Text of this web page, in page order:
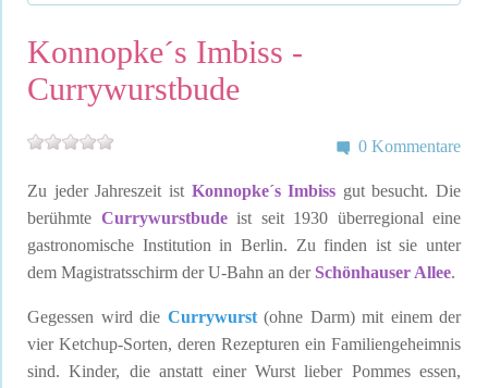
Konnopke´s Imbiss -
Currywurstbude
0 Kommentare
Zu jeder Jahreszeit ist Konnopke´s Imbiss gut besucht. Die
berühmte Currywurstbude ist seit 1930 überregional eine
gastronomische Institution in Berlin. Zu finden ist sie unter
dem Magistratsschirm der U-Bahn an derSchönhauser Allee.
Gegessen wird die Currywurst (ohne Darm) mit einem der
vier Ketchup-Sorten, deren Rezepturen ein Familiengeheimnis
sind. Kinder, die anstatt einer Wurst lieber Pommes essen,